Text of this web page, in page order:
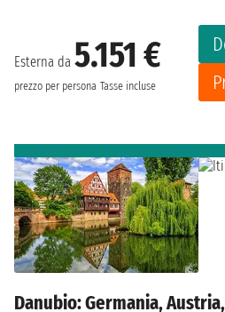
Esterna da 5.151 €
prezzo per persona Tasse incluse
Danubio: Germania,